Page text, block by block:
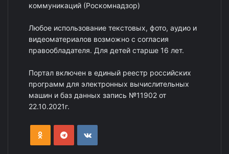
коммуникаций (Роскомнадзор)
Любое использование текстовых, фото, аудио и
видеоматериалов возможно с согласия
правообладателя. Для детей старше 16 лет.
Портал включен в единый реестр российских
программ для электронных вычислительных
машин и баз данных запись №11902 от
22.10.2021г.